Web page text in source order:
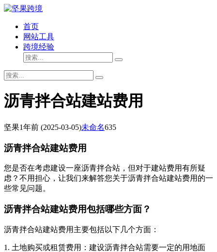
首页
网站工具
跨境经验
沥青拌合站建站费用
坚果1年前 (2025-03-05)未命名635
沥青拌合站建站费用
您是否在考虑建设一座沥青拌合站，但对于建站费用有所疑
虑？不用担心，让我们来解答您关于沥青拌合站建站费用的一
些常见问题。
沥青拌合站建站费用包括哪些方面？
沥青拌合站建站费用主要包括以下几个方面：
1. 土地购买或租赁费用：建设沥青拌合站需要一定的用地面